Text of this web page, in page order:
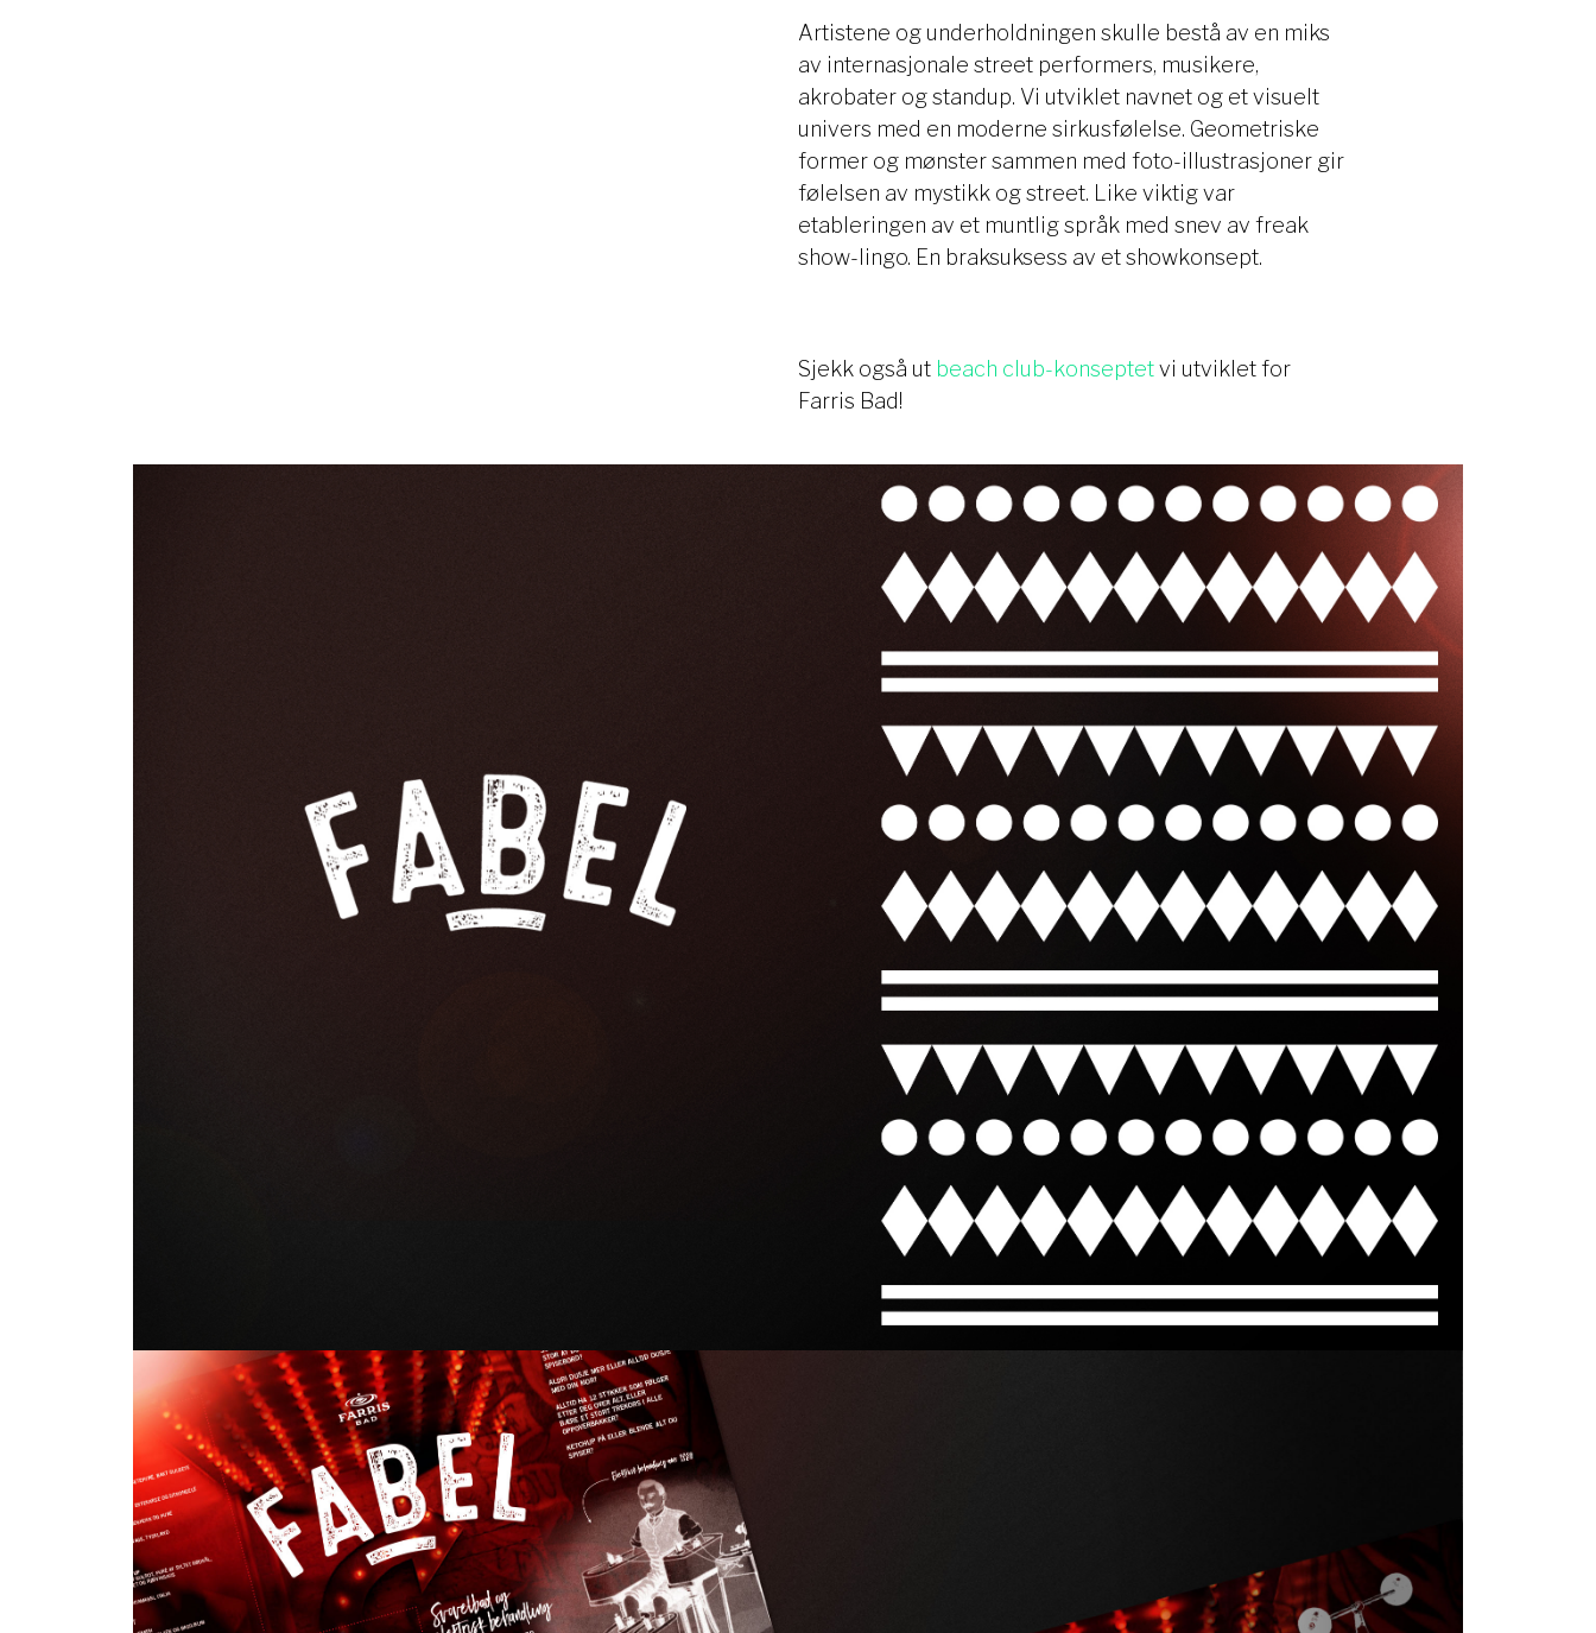
Artistene og underholdningen skulle bestå av en miks
av internasjonale street performers, musikere,
akrobater og standup. Vi utviklet navnet og et visuelt
univers med en moderne sirkusfølelse. Geometriske
former og mønster sammen med foto-illustrasjoner gir
følelsen av mystikk og street. Like viktig var
etableringen av et muntlig språk med snev av freak
show-lingo. En braksuksess av et showkonsept.
Sjekk også ut beach club-konseptetvi utviklet for
Farris Bad!